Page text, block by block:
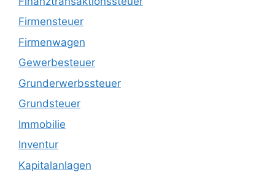
Firmensteuer
Firmenwagen
Gewerbesteuer
Grunderwerbssteuer
Grundsteuer
Immobilie
Inventur
Kapitalanlagen